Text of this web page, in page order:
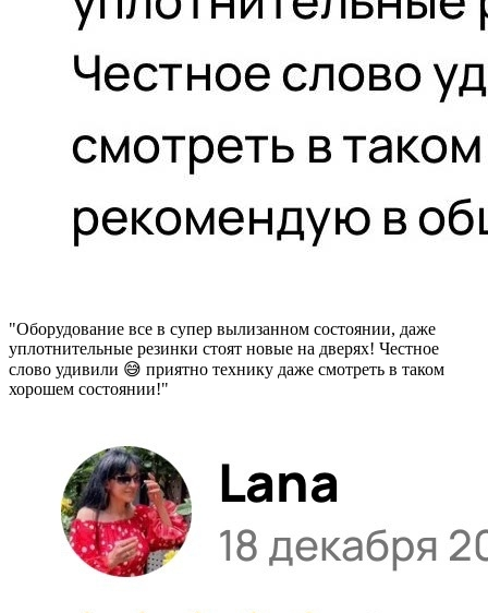
"Оборудование все в супер вылизанном состоянии, даже
уплотнительные резинки стоят новые на дверях! Честное
слово удивили 😅 приятно технику даже смотреть в таком
хорошем состоянии!"